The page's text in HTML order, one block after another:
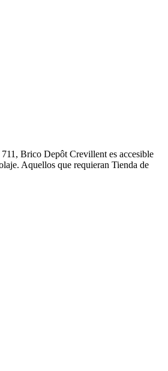
Brico Depôt Crevillent es accesible
Aquellos que requieran Tienda de